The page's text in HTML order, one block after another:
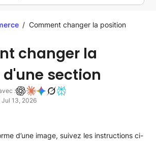
/ Comment changer la position
changer la
section
:
Jul 13, 2026
d’une image, suivez les instructions ci-